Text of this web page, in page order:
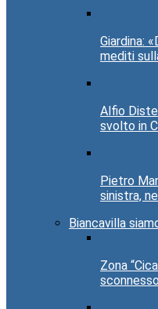
Giardina:
mediti
Alfio
svolto in
Pietro
sinistra,
Biancavilla
Zona